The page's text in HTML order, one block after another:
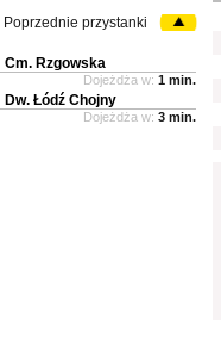
Poprzednie przystanki
Cm. Rzgowska
Dojeżdża w: 1 min.
Dw. Łódź Chojny
Dojeżdża w: 3 min.